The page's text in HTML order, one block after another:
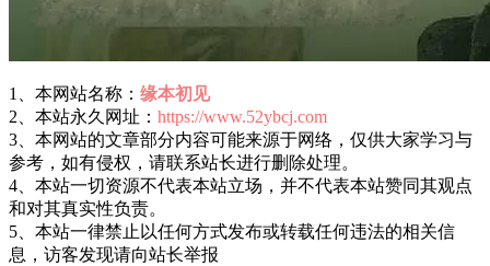
1、本网站名称： 缘本初见
2、本站永久网址： https://www.52ybcj.com
3、本网站的文章部分内容可能来源于网络，仅供大家学习与
参考，如有侵权，请联系站长进行删除处理。
4、本站一切资源不代表本站立场，并不代表本站赞同其观点
和对其真实性负责。
5、本站一律禁止以任何方式发布或转载任何违法的相关信
息，访客发现请向站长举报